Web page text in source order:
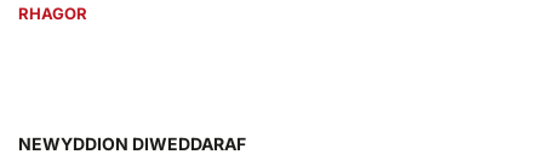
RHAGOR
NEWYDDION DIWEDDARAF